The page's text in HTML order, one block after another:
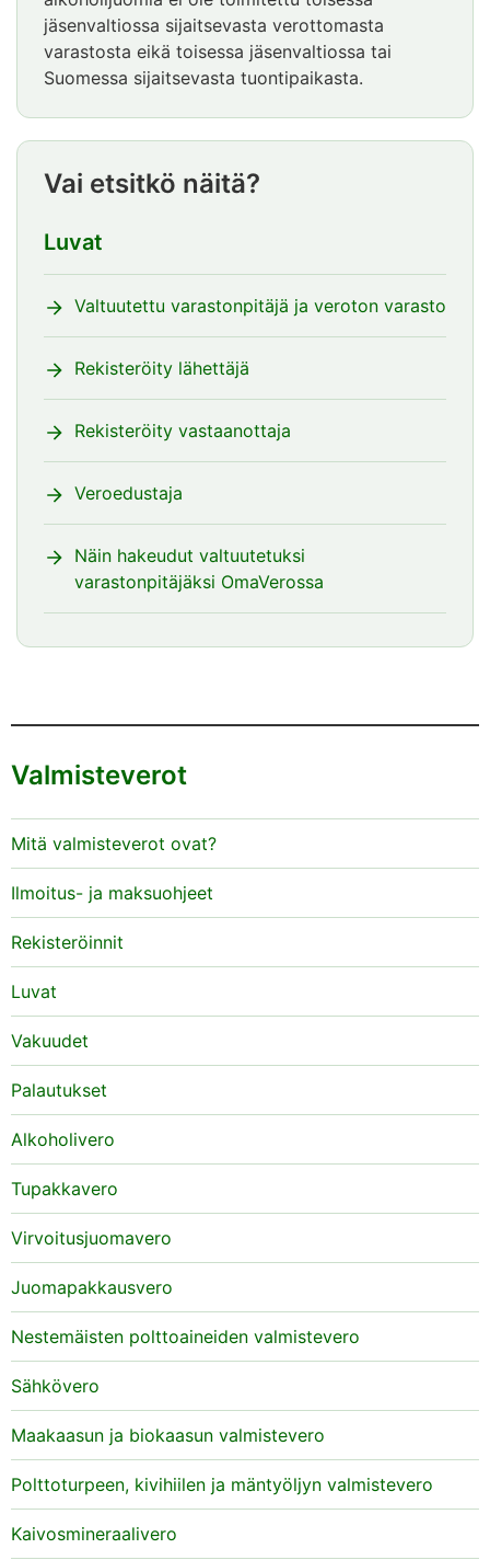
jäsenvaltiossa sijaitsevasta verottomasta
varastosta eikä toisessa jäsenvaltiossa tai
Suomessa sijaitsevasta tuontipaikasta.
Vai etsitkö näitä?
Luvat
Valtuutettu varastonpitäjä ja veroton varasto
Rekisteröity lähettäjä
Rekisteröity vastaanottaja
Veroedustaja
Näin hakeudut valtuutetuksi
varastonpitäjäksi OmaVerossa
Valmisteverot
Mitä valmisteverot ovat?
Ilmoitus- ja maksuohjeet
Rekisteröinnit
Luvat
Vakuudet
Palautukset
Alkoholivero
Tupakkavero
Virvoitusjuomavero
Juomapakkausvero
Nestemäisten polttoaineiden valmistevero
Sähkövero
Maakaasun ja biokaasun valmistevero
Polttoturpeen, kivihiilen ja mäntyöljyn valmistevero
Kaivosmineraalivero